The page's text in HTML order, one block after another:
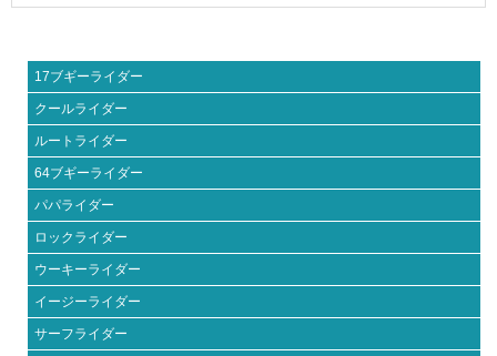
17ブギーライダー
クールライダー
ルートライダー
64ブギーライダー
パパライダー
ロックライダー
ウーキーライダー
イージーライダー
サーフライダー